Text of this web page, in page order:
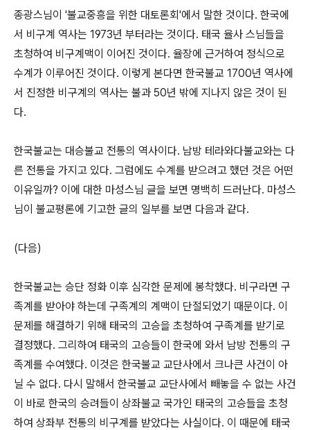
종광스님이 '불교중흥을 위한 대토론회 '에서 말한 것이다. 한국에
서 비구계 역사는 1973년 부터라는 것이다. 태국 율사 스님들을
초청하여 비구계맥이 이어진 것이다. 율장에 근거하여 정식으로
수계가 이루어진 것이다. 이렇게 본다면 한국불교 1700년 역사에
서 진정한 비구계의 역사는 불과 50년 밖에 지나지 않은 것이 된
다.
한국불교는 대승불교 전통의 역사이다. 남방 테라와다불교와는 다
른 전통을 가지고 있다. 그럼에도 수계를 받으려고 했던 것은 어떤
이유일까? 이에 대한 마성스님 글을 보면 명백히 드러난다. 마성스
님이 불교평론에 기고한 글의 일부를 보면 다음과 같다.
(다음)
한국불교는 승단 정화 이후 심각한 문제에 봉착했다. 비구라면 구
족계를 받아야 하는데 구족계의 계맥이 단절되었기 때문이다. 이
문제를 해결하기 위해 태국의 고승을 초청하여 구족계를 받기로
결정했다. 그리하여 태국의 고승들이 한국에 와서 남방 전통의 구
족계를 수여했다. 이것은 한국불교 교단사에서 크나큰 사건이 아
닐 수 없다. 다시 말해서 한국불교 교단사에서 빼놓을 수 없는 사건
이 바로 한국의 승려들이 상좌불교 국가인 태국의 고승들을 초청
하여 상좌부 전통의 비구계를 받았다는 사실이다. 이 때문에 태국